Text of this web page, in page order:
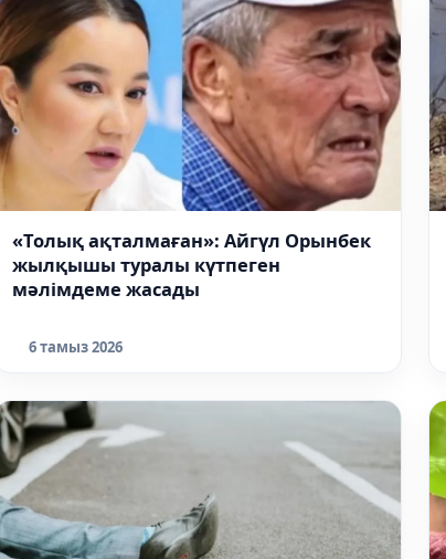
«Толық ақталмаған»: Айгүл Орынбек
жылқышы туралы күтпеген
мәлімдеме жасады
6 тамыз 2026